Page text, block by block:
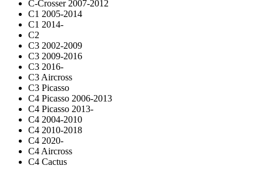
C-Crosser 2007-2012
C1 2005-2014
C1 2014-
C2
C3 2002-2009
C3 2009-2016
C3 2016-
C3 Aircross
C3 Picasso
C4 Picasso 2006-2013
C4 Picasso 2013-
C4 2004-2010
C4 2010-2018
C4 2020-
C4 Aircross
C4 Cactus